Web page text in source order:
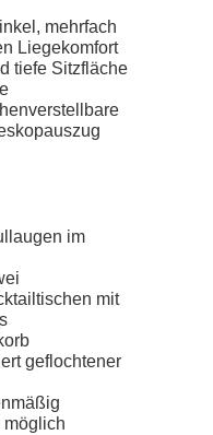
mehrfach
Liegekomfort
tiefe Sitzfläche
im
mit
geflochtener
möglich